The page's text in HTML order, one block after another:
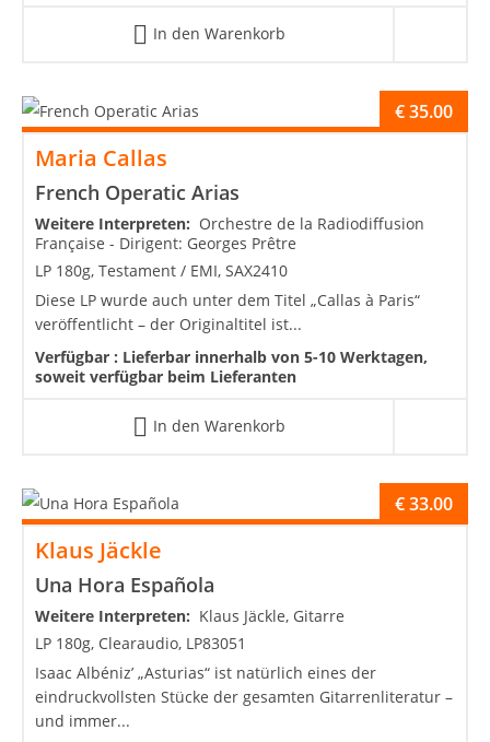
In den Warenkorb
Maria Callas
French Operatic Arias
€35.00
Weitere Interpreten: Orchestre de la Radiodiffusion
Française - Dirigent: Georges Prêtre
LP 180g, Testament / EMI, SAX2410
Diese LP wurde auch unter dem Titel „Callas à Paris“
veröffentlicht – der Originaltitel ist...
Verfügbar : Lieferbar innerhalb von 5-10 Werktagen,
soweit verfügbar beim Lieferanten
In den Warenkorb
Klaus Jäckle
Una Hora Española
€33.00
Weitere Interpreten: Klaus Jäckle, Gitarre
LP 180g, Clearaudio, LP83051
Isaac Albéniz’ „Asturias“ ist natürlich eines der
eindruckvollsten Stücke der gesamten Gitarrenliteratur –
und immer...